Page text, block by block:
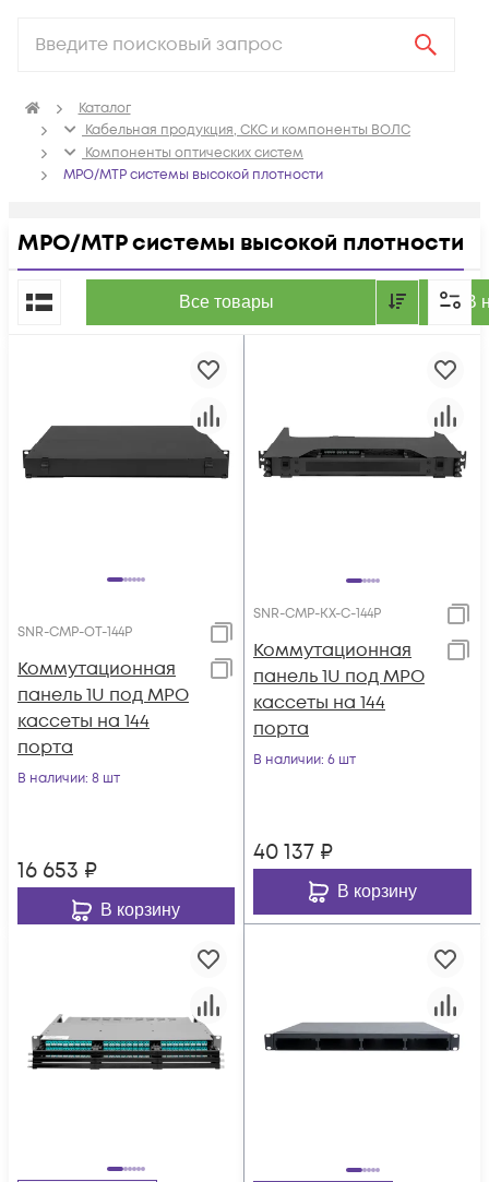
Каталог
Кабельная продукция, СКС и компоненты ВОЛС
Компоненты оптических систем
MPO/MTP системы высокой плотности
MPO/MTP системы высокой плотности
Все товары В
По популярности
SNR-CMP-OT-144P
Коммутационная
панель 1U под MPO
кассеты на 144
порта
В наличии: 8 шт
16 653 ₽
В корзину
SNR-CMP-KX-C-144P
Коммутационная
панель 1U под MPO
кассеты на 144
порта
В наличии: 6 шт
40 137 ₽
В корзину